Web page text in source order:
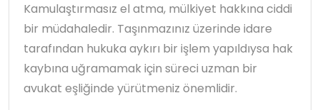
Kamulaştırmasız el atma, mülkiyet hakkına ciddi
bir müdahaledir. Taşınmazınız üzerinde idare
tarafından hukuka aykırı bir işlem yapıldıysa hak
kaybına uğramamak için süreci uzman bir
avukat eşliğinde yürütmeniz önemlidir.